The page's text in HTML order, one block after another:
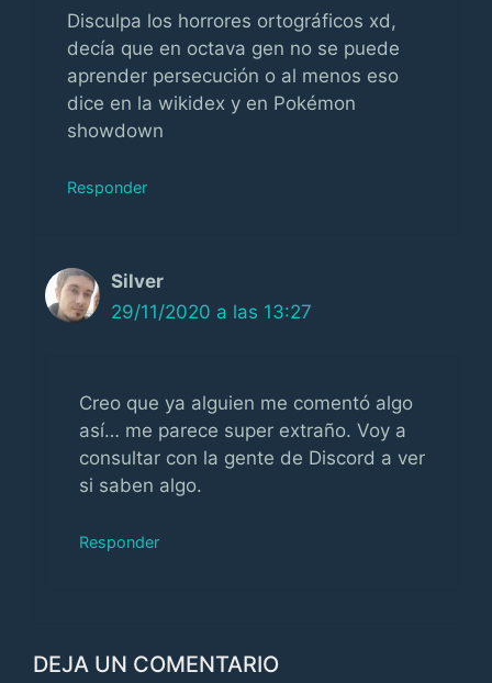
Disculpa los horrores ortográficos xd,
decía que en octava gen no se puede
aprender persecución o al menos eso
dice en la wikidex y en Pokémon
showdown
Responder
Silver
29/11/2020 a las 13:27
Creo que ya alguien me comentó algo
así… me parece super extraño. Voy a
consultar con la gente de Discord a ver
si saben algo.
Responder
DEJA UN COMENTARIO